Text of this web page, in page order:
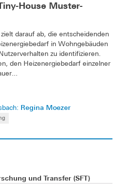
House Muster-
darauf ab, die entscheidenden
in Wohngebäuden
zu identifizieren.
den Heizenergiebedarf einzelner
Regina Moezer
und Transfer (SFT)